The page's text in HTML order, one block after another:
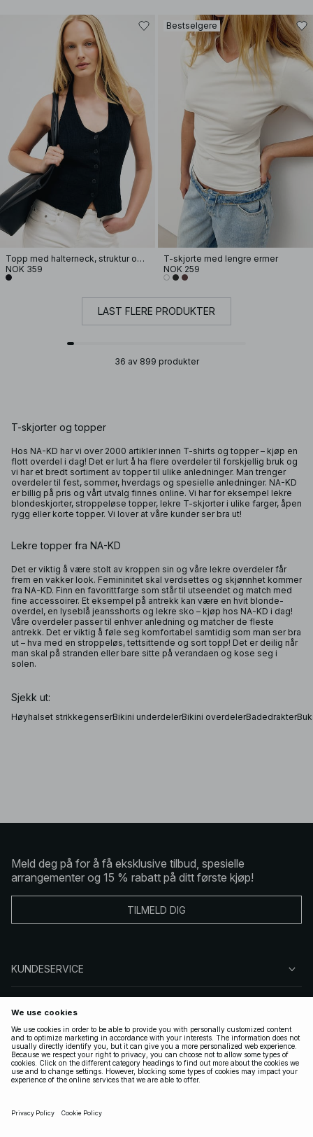
Topp med halterneck, struktur og knapper
NOK 359
Bestselgere
T-skjorte med lengre ermer
NOK 259
LAST FLERE PRODUKTER
36 av 899 produkter
T-skjorter og topper
Hos NA-KD har vi over 2000 artikler innen T-shirts og topper – kjøp en
flott overdel i dag! Det er lurt å ha flere overdeler til forskjellig bruk og
vi har et bredt sortiment av toppertil ulike anledninger. Man trenger
overdeler til fest, sommer, hverdags og spesielle anledninger. NA-KD
er billig på pris og vårt utvalg finnes online. Vi har for eksempel lekre
blondeskjorter, stroppeløse topper, lekre T-skjorter i ulike farger, åpen
rygg eller korte topper. Vi lover at våre kunder ser bra ut!
Lekre topper fra NA-KD
Det er viktig å være stolt av kroppen sin og våre lekre overdeler får
frem en vakker look. Femininitet skal verdsettes og skjønnhet kommer
fra NA-KD. Finn en favorittfarge som står til utseendet og match med
fine accessoirer. Et eksempel på antrekk kan være en hvit blonde-
overdel, en lyseblå jeansshorts og lekre sko – kjøp hos NA-KD i dag!
Våre overdeler passer til enhver anledning og matcher de fleste
antrekk. Det er viktig å føle seg komfortabel samtidig som man ser bra
ut – hva med en stroppeløs, tettsittende og sort topp! Det er deilig når
man skal på stranden eller bare sitte på verandaen og kose seg i
solen.
Sjekk ut:
Høyhalset strikkegenserBikini underdelerBikini overdelerBadedrakter
Meld deg på for å få eksklusive tilbud, spesielle
arrangementer og 15 % rabatt på ditt første kjøp!
TILMELD DIG
KUNDESERVICE
FØLG OSS
LOVLIG